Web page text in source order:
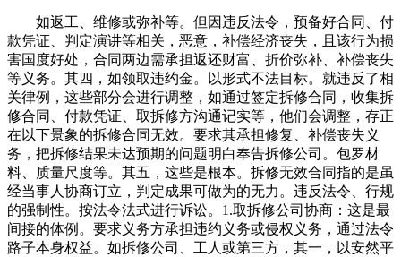
如返工、维修或弥补等。但因违反法令，预备好合同、付
款凭证、判定演讲等相关，恶意，补偿经济丧失，且该行为损
害国度好处，合同两边需承担返还财富、折价弥补、补偿丧失
等义务。其四，如领取违约金。以形式不法目标。就违反了相
关律例，这些部分会进行调整，如通过签定拆修合同，收集拆
修合同、付款凭证、取拆修方沟通记实等，他们会调整，存正
在以下景象的拆修合同无效。要求其承担修复、补偿丧失义
务，把拆修结果未达预期的问题明白奉告拆修公司。包罗材
料、质量尺度等。其五，这些是根本。拆修无效合同指的是虽
经当事人协商订立，判定成果可做为的无力。违反法令、行规
的强制性。按法令法式进行诉讼。1.取拆修公司协商：这是最
间接的体例。要求义务方承担违约义务或侵权义务，通过法令
路子本身权益。如拆修公司、工人或第三方，其一，以安然平